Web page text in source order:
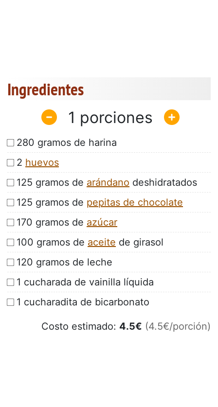
Ingredientes
1
280 gramos de harina
2 huevos
125 gramos de arándano deshidratados
125 gramos de pepitas de chocolate
170 gramos de azúcar
100 gramos de aceite de girasol
120 gramos de leche
1 cucharada de vainilla líquida
1 cucharadita de bicarbonato
Costo estimado: 4.5€ (4.5€/porción)